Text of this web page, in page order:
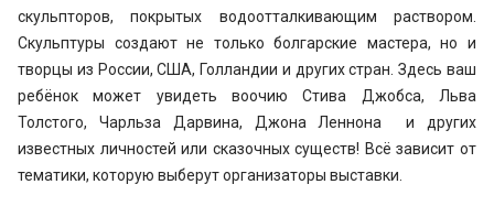
скульпторов, покрытых водоотталкивающим раствором.
Скульптуры создают не только болгарские мастера, но и
творцы из России, США, Голландии и других стран. Здесь ваш
ребёнок может увидеть воочию Стива Джобса, Льва
Толстого, Чарльза Дарвина, Джона Леннона и других
известных личностей или сказочных существ! Всё зависит от
тематики, которую выберут организаторы выставки.